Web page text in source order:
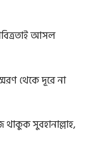
আসল
থেকে দূরে না
থাকুক সুবহানাল্লাহ,